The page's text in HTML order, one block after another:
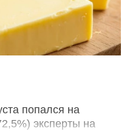
попался на
эксперты на